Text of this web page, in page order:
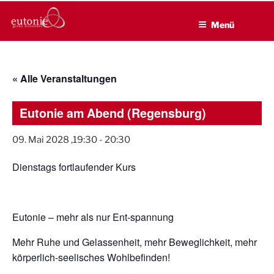
Inhalt
EUTONIE.DE
Lebensbalance durch körperliche Selbsterfahrung
Menü
« Alle Veranstaltungen
Eutonie am Abend (Regensburg)
09. Mai 2028 ,19:30 - 20:30
Dienstags fortlaufender Kurs
Eutonie – mehr als nur Ent-spannung
Mehr Ruhe und Gelassenheit, mehr Beweglichkeit, mehr
körperlich-seelisches Wohlbefinden!